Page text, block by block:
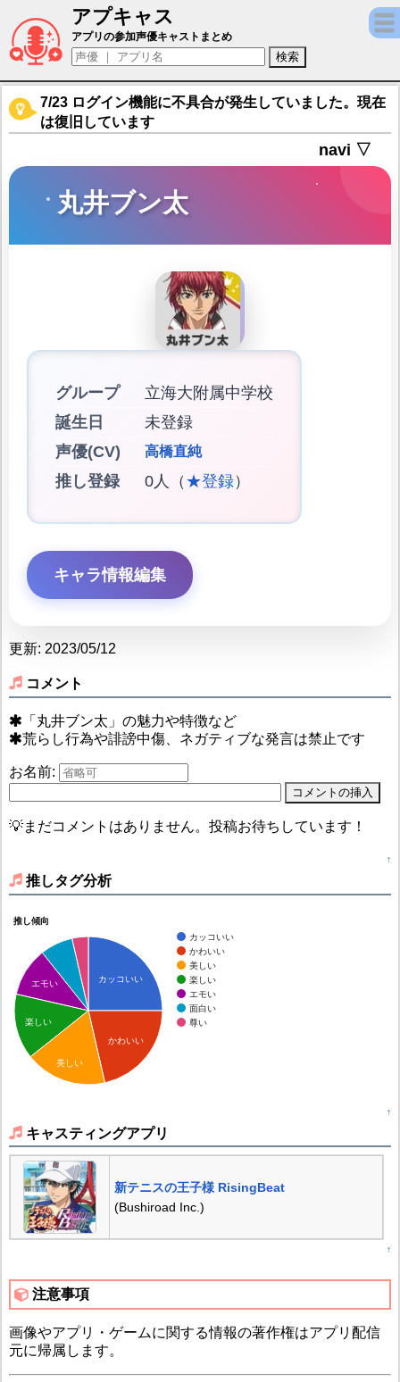
アプキャス
丸井ブン太（声優：高橋直純)【新テニスの
アプリの参加声優キャストまとめ
7/23 ログイン機能に不具合が発生していました。現在
は復旧しています
navi ▽
丸井ブン太
グループ
立海大附属中学校
誕生日
未登録
声優(CV)
高橋直純
推し登録 0人（ ★登録）
キャラ情報編集
更新: 2023/05/12
コメント
「丸井ブン太」の魅力や特徴など
荒らし行為や誹謗中傷、ネガティブな発言は禁止です
お名前:
💡まだコメントはありません。投稿お待ちしています！
↑
推しタグ分析
推し傾向
カッコいい
かわいい
美しい
楽しい
エモい
面白い
尊い
カッコいい
かわいい
エモい
楽しい
美しい
↑
キャスティングアプリ
新テニスの王子様 RisingBeat
(Bushiroad Inc.)
↑
注意事項
画像やアプリ・ゲームに関する情報の著作権はアプリ配信
元に帰属します。